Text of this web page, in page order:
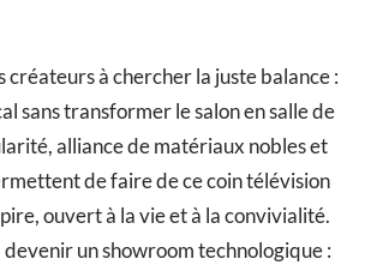
créateurs à chercher la juste balance :
sans transformer le salon en salle de
alliance de matériaux nobles et
de faire de ce coin télévision
ouvert à la vie et à la convivialité.
devenir un showroom technologique :